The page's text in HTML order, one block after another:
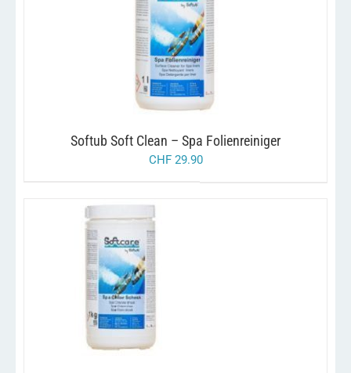
IN DEN WARENKORB /
Softub Soft Clean – Spa Folienreiniger
CHF29.90
IN DEN WARENKORB /